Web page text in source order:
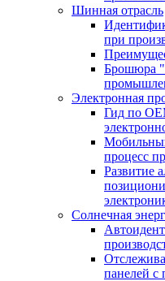
Шинная отрасль
при
Брошюра
Электронная
Гид по
процесс
Развитие
Солнечная
панелей с